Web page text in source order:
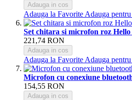
Adauga in cos
Adauga la Favorite Adauga
Set chitara si microfon roz
221,74 RON
Adauga in cos
Adauga la Favorite Adauga
Microfon cu conexiune
154,55 RON
Adauga in cos